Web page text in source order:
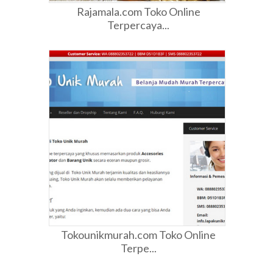
Rajamala.com Toko Online
Terpercaya...
Tokounikmurah.com Toko Online
Terpe...